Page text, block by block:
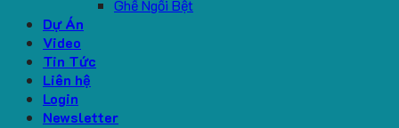
Ghế Ngồi Bệt
Dự Án
Video
Tin Tức
Liên hệ
Login
Newsletter